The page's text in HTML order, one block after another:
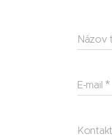
Názov
E-mail
Kontakt